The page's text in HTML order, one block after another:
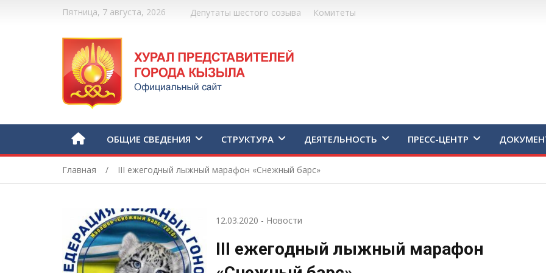
Пятница, 7 августа, 2026 Депутаты шестого созыва Комитеты
ОБЩИЕ СВЕДЕНИЯ СТРУКТУРА ДЕЯТЕЛЬНОСТЬ ПРЕСС-ЦЕНТР
Главная III ежегодный лыжный марафон «Снежный барс»
12.03.2020 - Новости
III ежегодный лыжный марафон